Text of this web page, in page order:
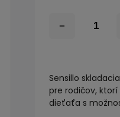
Sensillo
pre rodičov,
dieťaťa s